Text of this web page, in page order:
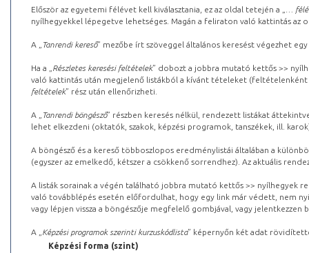
Először az egyetemi félévet kell kiválasztania, ez az oldal tetején a „
…
nyílhegyekkel lépegetve lehetséges. Magán a feliraton való kattintás az
A „ Tanrendi kereső” mezőbe írt szöveggel általános keresést végezhet
Ha a „ Részletes keresési feltételek” dobozt a jobbra mutató kettős >>
való kattintás után megjelenő listákból a kívánt tételeket (feltételenként
feltételek” rész után ellenőrizheti.
A „ Tanrendi böngésző” részben keresés nélkül, rendezett listákat
lehet elkezdeni (oktatók, szakok, képzési programok, tanszékek, ill.
A böngésző és a kereső többoszlopos eredménylistái általában a
(egyszer az emelkedő, kétszer a csökkenő sorrendhez). Az aktuális
A listák sorainak a végén található jobbra mutató kettős >> nyílhegyek
való továbblépés esetén előfordulhat, hogy egy link már védett, nem
vagy lépjen vissza a böngészője megfelelő gombjával, vagy
A „ Képzési programok szerinti kurzuskódlista” képernyőn két adat
Képzési forma (szint)